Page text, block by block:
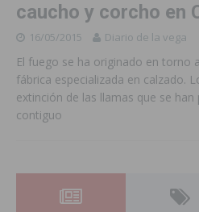
caucho y corcho en
16/05/2015 Diario de la vega
El fuego se ha originado en torno
fábrica especializada en calzado.
extinción de las llamas que se
contiguo